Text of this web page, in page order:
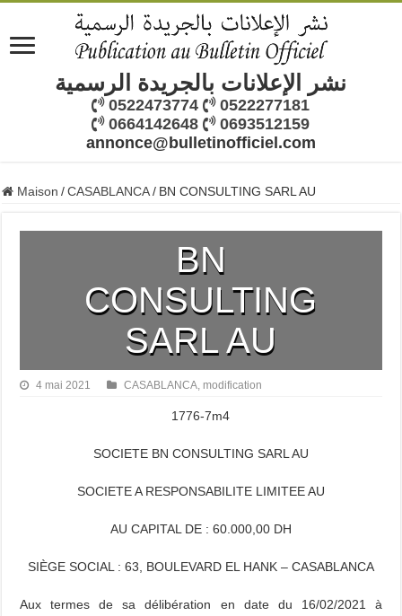
نشر الإعلانات بالجريدة الرسمية
0522473774
0522277181
0664142648
0693512159
annonce@bulletinofficiel.com
Maison / CASABLANCA / BN CONSULTING SARL AU
BN
CONSULTING
SARL AU
4 mai 2021 CASABLANCA, modification
1776-7m4
SOCIETE BN CONSULTING SARL AU
SOCIETE A RESPONSABILITE LIMITEE AU
AU CAPITAL DE : 60.000,00 DH
SIÈGE SOCIAL : 63, BOULEVARD EL HANK – CASABLANCA
Aux termes de sa délibération en date du 16/02/2021 à